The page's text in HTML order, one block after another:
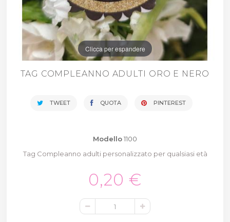
Clicca per espandere
TAG COMPLEANNO ADULTI ORO E NERO
TWEET QUOTA PINTEREST
Modello1100
Tag Compleanno adulti personalizzato per qualsiasi età
0,20 €